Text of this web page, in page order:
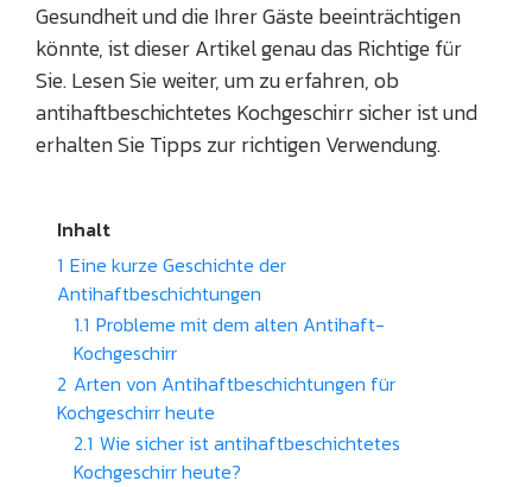
Gesundheit und die Ihrer Gäste beeinträchtigen
könnte, ist dieser Artikel genau das Richtige für
Sie. Lesen Sie weiter, um zu erfahren, ob
antihaftbeschichtetes Kochgeschirr sicher ist und
erhalten Sie Tipps zur richtigen Verwendung.
Inhalt
1 Eine kurze Geschichte der
Antihaftbeschichtungen
1.1 Probleme mit dem alten Antihaft-
Kochgeschirr
2 Arten von Antihaftbeschichtungen für
Kochgeschirr heute
2.1 Wie sicher ist antihaftbeschichtetes
Kochgeschirr heute?